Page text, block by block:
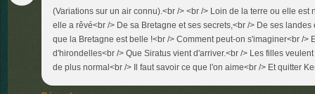
(Variations sur un air connu).<br /> <br /> Loin de la terre ou elle est
elle a rêvé<br /> De sa Bretagne et ses secrets,<br /> De ses landes
que la Bretagne est belle !<br /> Comment peut-on s'imaginer<br />
d'hirondelles<br /> Que Siratus vient d'arriver.<br /> Les filles
de plus normal<br /> Il faut savoir ce que l'on aime<br /> Et quitter